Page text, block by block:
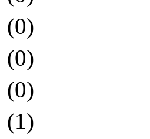
(0)
(0)
(0)
(1)